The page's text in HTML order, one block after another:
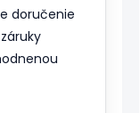
doručenie